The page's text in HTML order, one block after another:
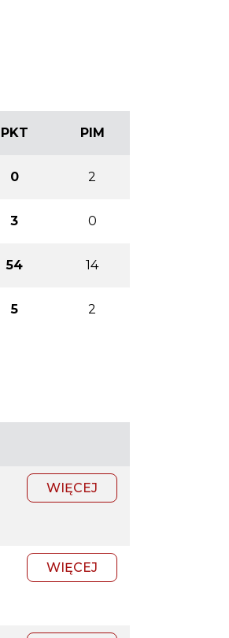
PKT PIM
0 2
3 0
54 14
5 2
WIĘCEJ
WIĘCEJ